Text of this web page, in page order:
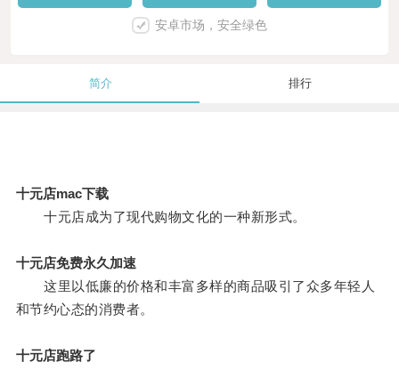
安卓市场，安全绿色
简介 排行
十元店mac下载
十元店成为了现代购物文化的一种新形式。
十元店免费永久加速
这里以低廉的价格和丰富多样的商品吸引了众多年轻人
和节约心态的消费者。
十元店跑路了